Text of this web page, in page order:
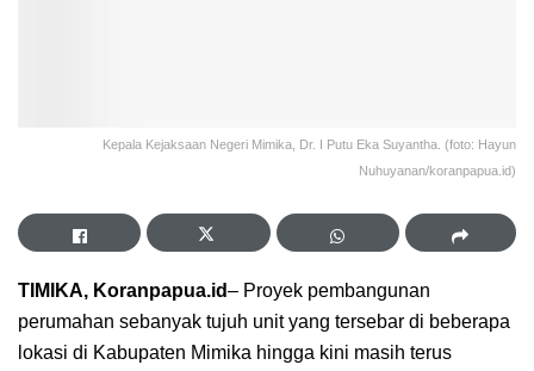
Kepala Kejaksaan Negeri Mimika, Dr. I Putu Eka Suyantha. (foto: Hayun
Nuhuyanan/koranpapua.id)
TIMIKA, Koranpapua.id– Proyek pembangunan
perumahan sebanyak tujuh unit yang tersebar di beberapa
lokasi di Kabupaten Mimika hingga kini masih terus